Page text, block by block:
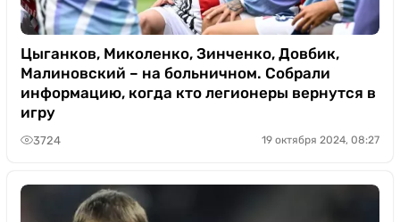
Цыганков, Миколенко, Зинченко, Довбик,
Малиновский – на больничном. Собрали
информацию, когда кто легионеры вернутся в
игру
3724 19 октября 2024, 08:27